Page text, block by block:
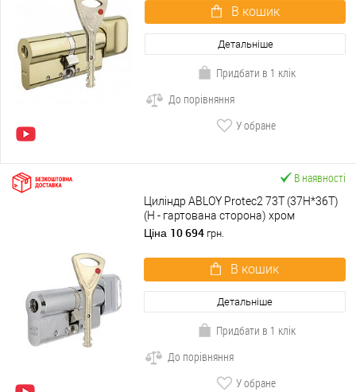
В кошик
Детальніше
Придбати в 1 клік
До порівняння
У обране
В наявності
Циліндр ABLOY Protec2 73T (37H*36T)
(H - гартована сторона) хром
полірований
Ціна 10 694 грн.
В кошик
Детальніше
Придбати в 1 клік
До порівняння
У обране